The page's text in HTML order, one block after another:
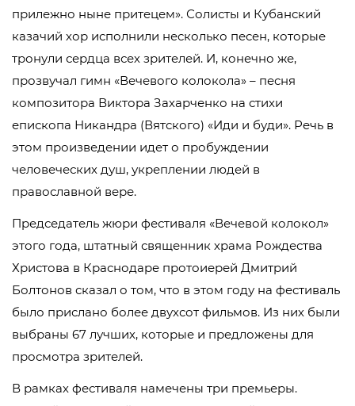
прилежно ныне притецем». Солисты и Кубанский
казачий хор исполнили несколько песен, которые
тронули сердца всех зрителей. И, конечно же,
прозвучал гимн «Вечевого колокола» – песня
композитора Виктора Захарченко на стихи
епископа Никандра (Вятского) «Иди и буди». Речь в
этом произведении идет о пробуждении
человеческих душ, укреплении людей в
православной вере.
Председатель жюри фестиваля «Вечевой колокол»
этого года, штатный священник храма Рождества
Христова в Краснодаре протоиерей Дмитрий
Болтонов сказал о том, что в этом году на фестиваль
было прислано более двухсот фильмов. Из них были
выбраны 67 лучших, которые и предложены для
просмотра зрителей.
В рамках фестиваля намечены три премьеры.